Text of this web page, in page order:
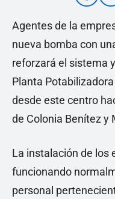
Agentes de la
nueva bomba con
reforzará el sistema
Planta
desde este centro
de Colonia Benítez y
La instalación de los
funcionando
personal